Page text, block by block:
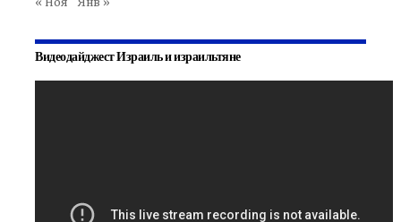
Видеодайджест Израиль и израильтяне